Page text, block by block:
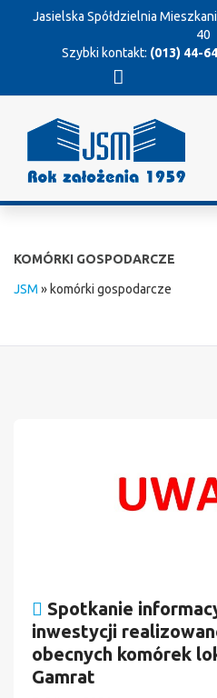
Jasielska Spółdzielnia
40
Szybki kontakt: (013) 44-
KOMÓRKI GOSPODARCZE
JSM » komórki gospodarcze
Spotkanie
inwestycji
obecnych komórek
Gamrat